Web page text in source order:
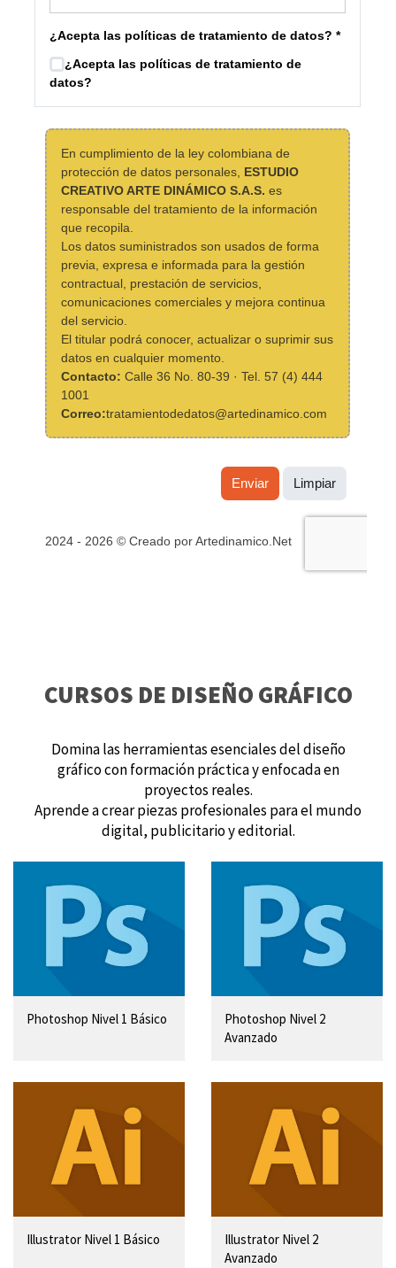
CURSOS DE DISEÑO GRÁFICO
Domina las herramientas esenciales del diseño
gráfico con formación práctica y enfocada en
proyectos reales.
Aprende a crear piezas profesionales para el mundo
digital, publicitario y editorial.
Photoshop Nivel 1 Básico
Photoshop Nivel 2
Avanzado
Illustrator Nivel 1 Básico
Illustrator Nivel 2
Avanzado